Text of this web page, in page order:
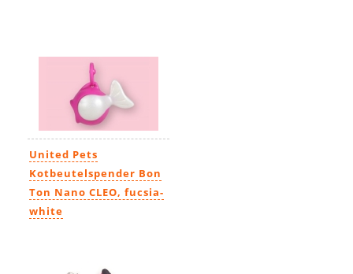
United Pets
Kotbeutelspender Bon
Ton Nano CLEO, fucsia-
white